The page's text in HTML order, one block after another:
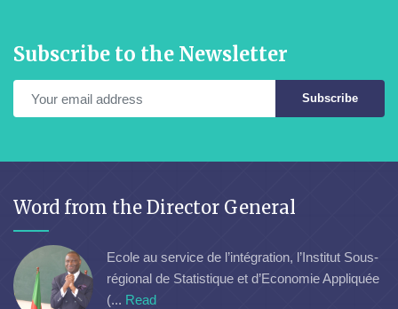
Subscribe to the Newsletter
Subscribe
Word from the Director General
Ecole au service de l’intégration, l’Institut Sous-
régional de Statistique et d’Economie Appliquée
(... Read